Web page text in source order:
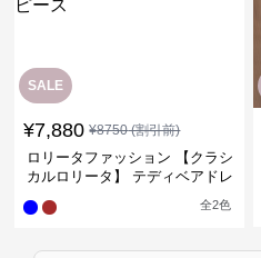
SALE
¥7,880 ¥8750(割引前)
ロリータファッション 【クラシ
カルロリータ】 テディベアドレ
全2色